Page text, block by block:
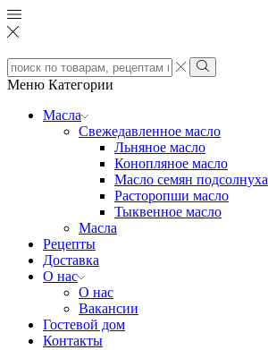
Search
input
Search
Меню Категории
Масла
Свежедавленное масло
Льняное масло
Конопляное масло
Масло семян подсолнуха
Расторопши масло
Тыквенное масло
Масла
Рецепты
Доставка
О нас
О нас
Вакансии
Гостевой дом
Контакты